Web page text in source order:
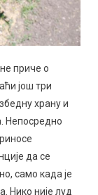
приче о
још три
храну и
Непосредно
да се
само када је
Нико није луд